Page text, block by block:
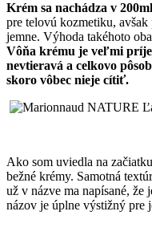
Krém sa nachádza v
pre telovú kozmetiku,
jemne. Výhoda takéhoto
Vôňa krému je veľmi
nevtieravá a celkovo
skoro vôbec nieje cítiť.
Ako som uviedla na
bežné krémy. Samotná
už v názve ma napísané, že
názov je úplne výstižný pre